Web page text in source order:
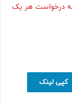
درخواست هر یک
کپی لینک